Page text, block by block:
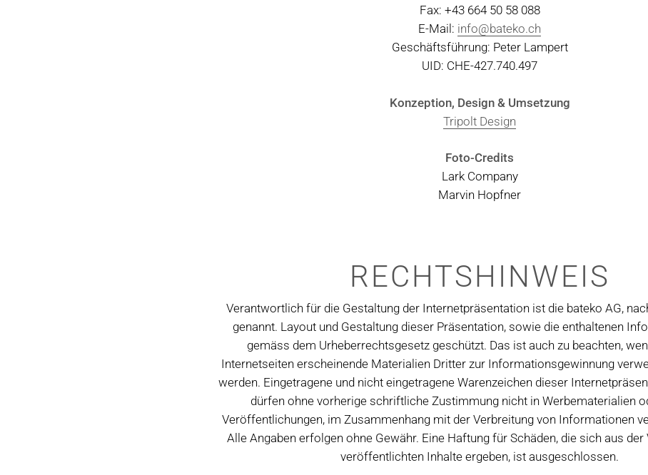
Fax: +43 664 50 58 088
E-Mail: info@bateko.ch
Geschäftsführung: Peter Lampert
UID: CHE-427.740.497
Konzeption, Design & Umsetzung
Tripolt Design
Foto-Credits
Lark Company
Marvin Hopfner
RECHTSHINWEIS
Verantwortlich für die Gestaltung der Internetpräsentation ist die bateko AG,
genannt. Layout und Gestaltung dieser Präsentation, sowie die enthaltenen
gemäss dem Urheberrechtsgesetz geschützt. Das ist auch zu beachten,
Internetseiten erscheinende Materialien Dritter zur Informationsgewinnung
werden. Eingetragene und nicht eingetragene Warenzeichen dieser
dürfen ohne vorherige schriftliche Zustimmung nicht in Werbematerialien
Veröffentlichungen, im Zusammenhang mit der Verbreitung von Informationen
Alle Angaben erfolgen ohne Gewähr. Eine Haftung für Schäden, die sich aus der
veröffentlichten Inhalte ergeben, ist ausgeschlossen.